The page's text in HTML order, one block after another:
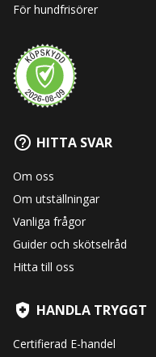
För hundfrisörer
HITTA SVAR
Om oss
Om utställningar
Vanliga frågor
Guider och skötselråd
Hitta till oss
HANDLA TRYGGT
Certifierad E-handel